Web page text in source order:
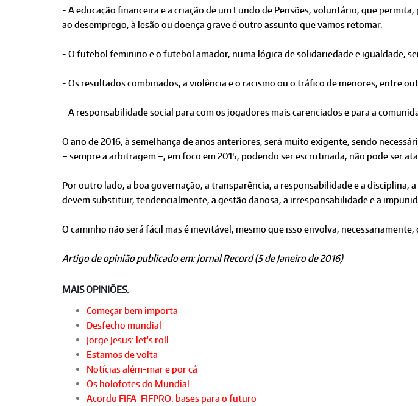
- A educação financeira e a criação de um Fundo de Pensões, voluntário, que
ao desemprego, à lesão ou doença grave é outro assunto que vamos retomar.
- O futebol feminino e o futebol amador, numa lógica de solidariedade e igualdade,
- Os resultados combinados, a violência e o racismo ou o tráfico de menores, entre
- A responsabilidade social para com os jogadores mais carenciados e para a
O ano de 2016, à semelhança de anos anteriores, será muito exigente, sendo
– sempre a arbitragem –, em foco em 2015, podendo ser escrutinada, não pode ser
Por outro lado, a boa governação, a transparência, a responsabilidade e a disciplina,
devem substituir, tendencialmente, a gestão danosa, a irresponsabilidade e a
O caminho não será fácil mas é inevitável, mesmo que isso envolva,
Artigo de opinião publicado em: jornal Record (5 de Janeiro de 2016)
MAIS OPINIÕES.
Começar bem importa
Desfecho mundial
Jorge Jesus: let's roll
Estamos de volta
Notícias além-mar e por cá
Os holofotes do Mundial
Acordo FIFA-FIFPRO: bases para o futuro